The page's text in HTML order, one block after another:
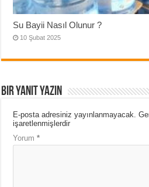
Su Bayii Nasıl Olunur ?
10 Şubat 2025
Bir yanıt yazın
E-posta adresiniz yayınlanmayacak.
işaretlenmişlerdir
Yorum*